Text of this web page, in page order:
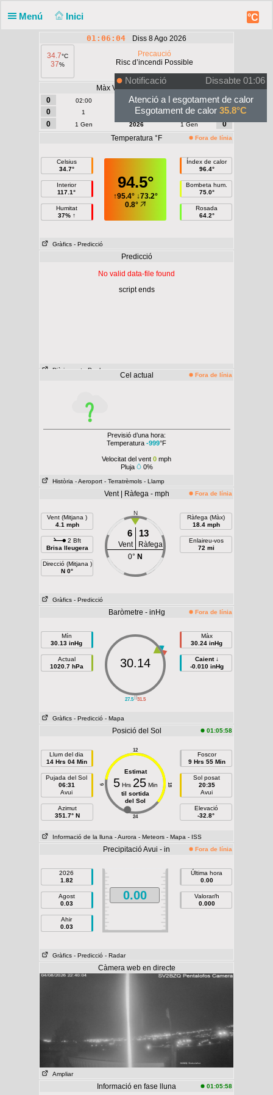
Menú Inici °C
01:06:04
Diss 8 Ago 2026
34.7°C
37%
Precaució
Risc d’incendi Possible
Màx Vent | Ràfega - mph
0
02:00 Avui 02:00
0
0
1 Agost 1
0
0
1 Gen 2026 1 Gen
0
Temperatura °F
Fora de línia
Celsius
34.7°
Interior
117.1°
Humitat
37% ↑
94.5°
↑95.4°↓73.2°
0.8°
Índex de calor
96.4°
Bombeta hum.
75.0°
Rosada
64.2°
Gràfics - Predicció
Predicció
No valid data-file found
script ends
Diàriament - Per hora
Cel actual Fora de línia
Previsió d’una hora:
Temperatura -999°F
Velocitat del vent 0 mph
Pluja
0%
Història - Aeroport - Terratrèmols - Llamp
Vent | Ràfega - mph Fora de línia
Vent (Mitjana )
4.1 mph
2 Bft
Brisa lleugera
Direcció (Mitjana )
N 0°
N
6 13
Vent
Ràfega
0° N
Ràfega (Màx)
18.4 mph
Enlaireu-vos
72 mi
Gràfics - Predicció
Baròmetre - inHg Fora de línia
Mín
30.13 inHg
Actual
1020.7 hPa
||
27.5 31.5
30.14
Màx
30.24 inHg
Caient ↓
-0.010 inHg
Gràfics - Predicció - Mapa
Posició del Sol 01:05:58
Llum del dia
14 Hrs 04 Min
Pujada del Sol
06:31
Avui
Azimut
351.7° N
12
24
6 18
Estimat
5Hrs 25Min
til sortida
del Sol
Foscor
9 Hrs 55 Min
Sol posat
20:35
Avui
Elevació
-32.8°
Informació de la lluna - Aurora - Meteors - Mapa - ISS
Precipitació Avui - in Fora de línia
2026
1.82
Agost
0.03
Ahir
0.03
0.00
Última hora
0.00
Valorar/h
0.000
Gràfics - Predicció - Radar
Càmera web en directe
Ampliar
Informació en fase lluna 01:05:58
Notificació
Dissabte 01:06
Atenció a l esgotament de calor
Esgotament de calor 35.8°C